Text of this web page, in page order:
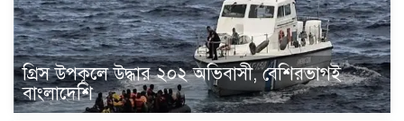
গ্রিস উপকূলে উদ্ধার ২০২ অভিবাসী, বেশিরভাগই
বাংলাদেশি